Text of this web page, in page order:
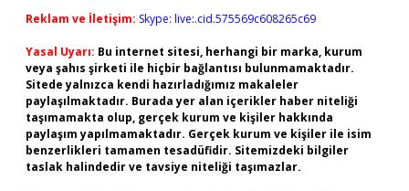
Reklam ve İletişim: Skype: live:.cid.575569c608265c69
Yasal Uyarı: Bu internet sitesi, herhangi bir marka, kurum
veya şahıs şirketi ile hiçbir bağlantısı bulunmamaktadır.
Sitede yalnızca kendi hazırladığımız makaleler
paylaşılmaktadır. Burada yer alan içerikler haber niteliği
taşımamakta olup, gerçek kurum ve kişiler hakkında
paylaşım yapılmamaktadır. Gerçek kurum ve kişiler ile isim
benzerlikleri tamamen tesadüfidir. Sitemizdeki bilgiler
taslak halindedir ve tavsiye niteliği taşımazlar.